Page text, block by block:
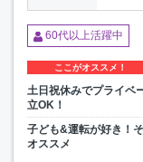
60代以上活躍中
ここがオススメ！
土日祝休みでプライベ
立OK！
子ども&運転が好き！
オススメ